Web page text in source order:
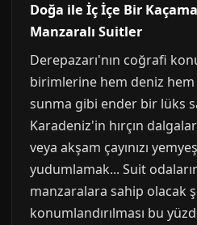
Doğa ile İç İçe Bir
Manzaralı Suitler
Derepazarı'nın coğrafi
birimlerine hem deniz hem
sunma gibi ender bir lüks
Karadeniz'in hırçın
veya akşam çayınızı
yudumlamak... Suit
manzaralara sahip olacak
konumlandırılması bu